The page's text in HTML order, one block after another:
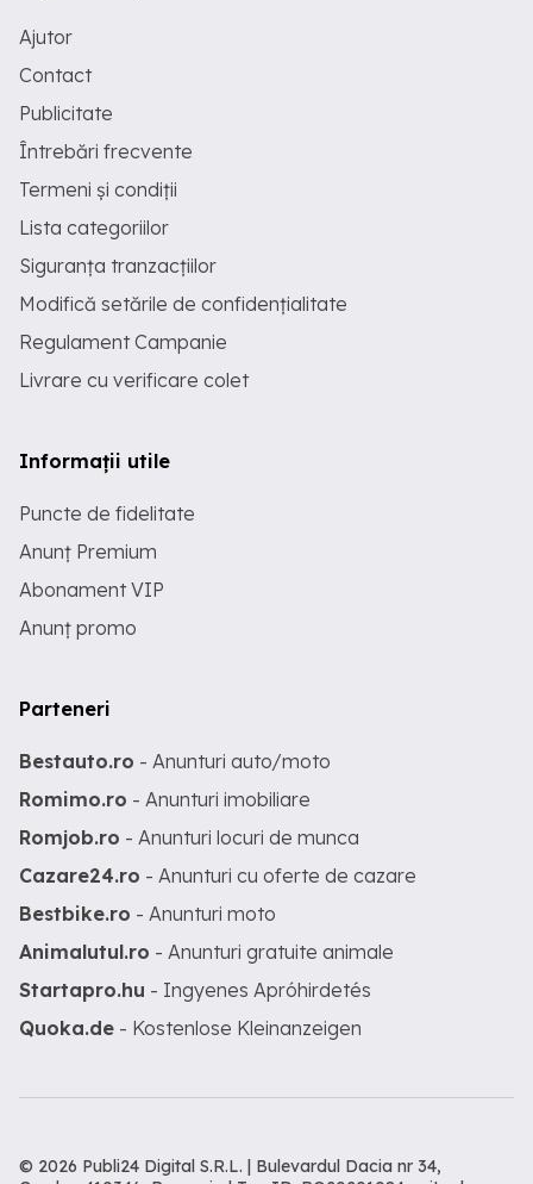
Ajutor
Contact
Publicitate
Întrebări frecvente
Termeni și condiții
Lista categoriilor
Siguranța tranzacțiilor
Modifică setările de confidențialitate
Regulament Campanie
Livrare cu verificare colet
Informații utile
Puncte de fidelitate
Anunț Premium
Abonament VIP
Anunț promo
Parteneri
Bestauto.ro - Anunturi auto/moto
Romimo.ro - Anunturi imobiliare
Romjob.ro - Anunturi locuri de munca
Cazare24.ro - Anunturi cu oferte de cazare
Bestbike.ro - Anunturi moto
Animalutul.ro - Anunturi gratuite animale
Startapro.hu - Ingyenes Apróhirdetés
Quoka.de - Kostenlose Kleinanzeigen
© 2026 Publi24 Digital S.R.L. | Bulevardul Dacia nr 34,